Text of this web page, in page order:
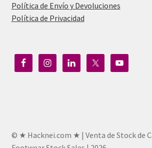
Política de Envío y Devoluciones
Política de Privacidad
© ★ Hacknei.com ★ | Venta de Stock de